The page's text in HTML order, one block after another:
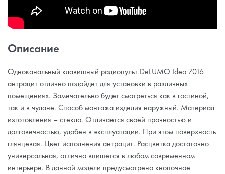
Описание
Одноканальный клавишный радиопульт DeLUMO Ideo 7016
антрацит отлично подойдет для установки в различных
помещениях. Замечательно будет смотреться как в гостиной,
так и в чулане. Способ монтажа изделия наружный. Материал
изготовления – стекло. Отличается своей прочностью и
долговечностью, удобен в эксплуатации. При этом поверхность
глянцевая. Цвет исполнения антрацит. Расцветка достаточно
универсальная, отлично впишется в любом современном
интерьере. В данной модели предусмотрено кнопочное